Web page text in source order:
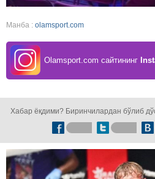
Манба : olamsport.com
Olamsport.com сайтининг
Хабар ёқдими? Биринчилардан бўлиб